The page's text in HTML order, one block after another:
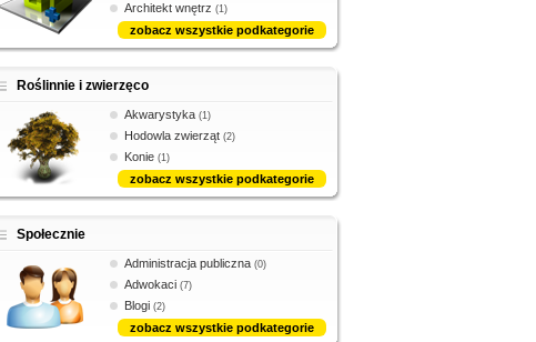
Architekt wnętrz (1)
zobacz wszystkie podkategorie
Roślinnie i zwierzęco
Akwarystyka (1)
Hodowla zwierząt (2)
Konie (1)
zobacz wszystkie podkategorie
Społecznie
Administracja publiczna (0)
Adwokaci (7)
Blogi (2)
zobacz wszystkie podkategorie